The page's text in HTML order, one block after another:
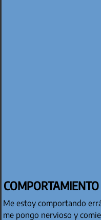
Me estoy comportando
me pongo nervioso y